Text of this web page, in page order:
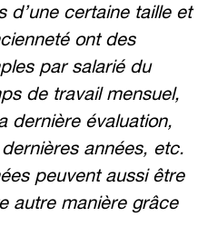
d’une certaine taille et
ont des
par salarié du
de travail mensuel,
dernière évaluation,
années, etc.
peuvent aussi être
autre manière grâce